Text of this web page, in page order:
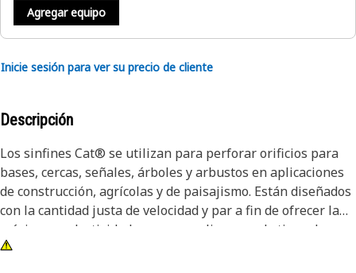
Agregar equipo
Inicie sesión para ver su precio de cliente
Descripción
Los sinfines Cat® se utilizan para perforar orificios para
bases, cercas, señales, árboles y arbustos en aplicaciones
de construcción, agrícolas y de paisajismo. Están diseñados
con la cantidad justa de velocidad y par a fin de ofrecer la
máxima productividad en una amplia gama de tipos de
suelo.